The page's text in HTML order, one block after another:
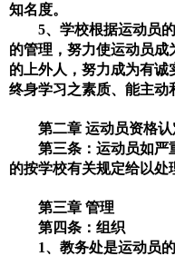
知名度。
5、学校根据运动员
的管理，努力使运动员
的上外人，努力成为有诚
终身学习之素质、能主动
第二章 运动员资格认
第三条：运动员如严
的按学校有关规定给以处
第三章 管理
第四条：组织
1、教务处是运动员